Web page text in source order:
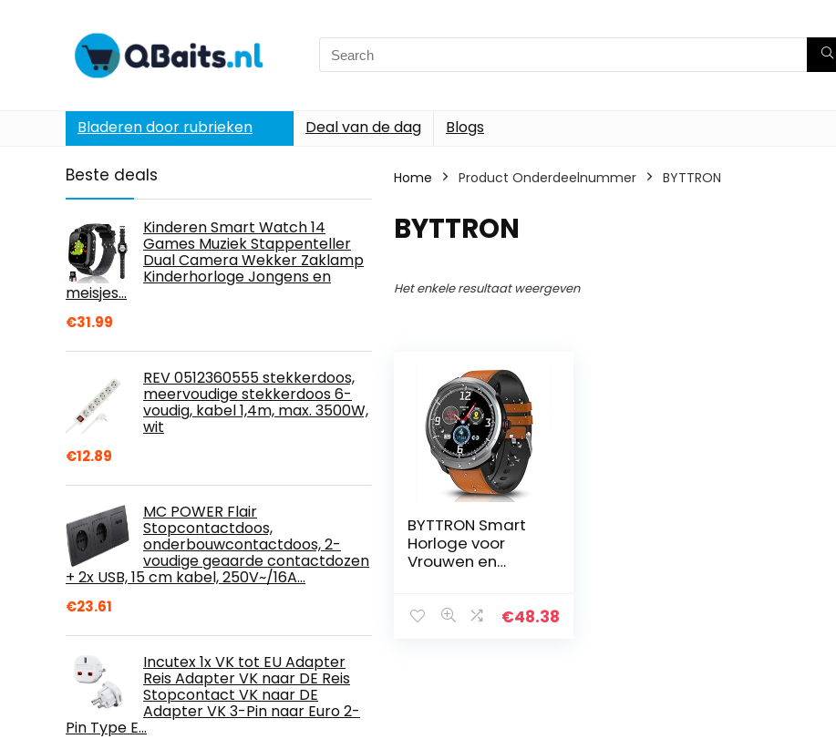
Search
for:
Bladeren door rubrieken Deal van de dag Blogs
Beste deals
Kinderen Smart Watch 14
Games Muziek Stappenteller
Dual Camera Wekker Zaklamp
Kinderhorloge Jongens en
meisjes…
€31.99
REV 0512360555 stekkerdoos,
meervoudige stekkerdoos 6-
voudig, kabel 1,4m, max. 3500W,
wit
€12.89
MC POWER Flair
Stopcontactdoos,
onderbouwcontactdoos, 2-
voudige geaarde contactdozen
+ 2x USB, 15 cm kabel, 250V~/16A…
€23.61
Incutex 1x VK tot EU Adapter
Reis Adapter VK naar DE Reis
Stopcontact VK naar DE
Adapter VK 3-Pin naar Euro 2-
Pin Type E…
Home Product Onderdeelnummer BYTTRON
BYTTRON
Het enkele resultaat weergeven
BYTTRON Smart
Horloge voor
Vrouwen en
Smartwatch€48.38